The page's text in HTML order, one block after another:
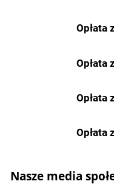
Opłata
Opłata
Opłata
Opłata
Nasze media